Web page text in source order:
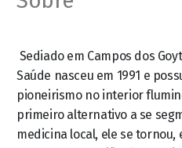
Sediado em Campos dos
Saúde nasceu em 1991 e
pioneirismo no interior
primeiro alternativo a se
medicina local, ele se tornou,